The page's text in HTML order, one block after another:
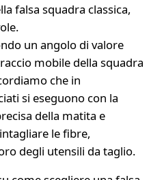
falsa squadra classica,
un angolo di valore
mobile della squadra
che in
si eseguono con la
della matita e
le fibre,
degli utensili da taglio.